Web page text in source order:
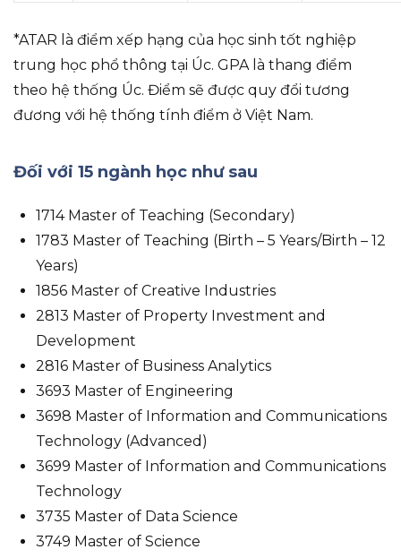
*ATAR là điểm xếp hạng của học sinh tốt nghiệp
trung học phổ thông tại Úc. GPA là thang điểm
theo hệ thống Úc. Điểm sẽ được quy đổi tương
đương với hệ thống tính điểm ở Việt Nam.
Đối với 15 ngành học như sau
1714 Master of Teaching (Secondary)
1783 Master of Teaching (Birth – 5 Years/Birth – 12
Years)
1856 Master of Creative Industries
2813 Master of Property Investment and
Development
2816 Master of Business Analytics
3693 Master of Engineering
3698 Master of Information and Communications
Technology (Advanced)
3699 Master of Information and Communications
Technology
3735 Master of Data Science
3749 Master of Science